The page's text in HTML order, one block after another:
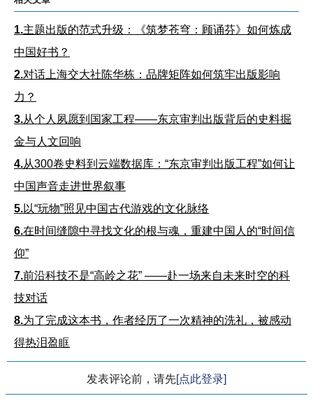
1.主题出版的范式升级：《筑梦苍穹：顾诵芬》如何炼成
中国好书？
2.对话上海交大社陈华栋：品牌矩阵如何筑牢出版影响
力？
3.从个人夙愿到国家工程——东京审判出版背后的史料掘
金与人文回响
4.从300卷史料到云端数据库：“东京审判出版工程”如何让
中国声音走进世界叙事
5.以“玩物”照见中国古代游戏的文化脉络
6.在时间缝隙中寻找文化的根与魂，重建中国人的“时间信
仰”
7.前沿科技不是“高岭之花” ——赴一场来自未来时空的科
技对话
8.为了完成这本书，作者经历了一次精神的洗礼，被感动
得热泪盈眶
发表评论前，请先[点此登录]